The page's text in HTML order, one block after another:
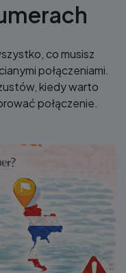
co musisz
połączeniami.
kiedy warto
połączenie.